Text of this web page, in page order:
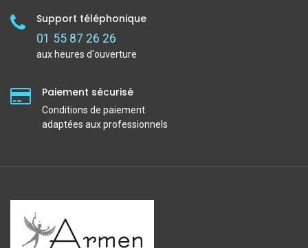
Support téléphonique
01 55 87 26 26
aux heures d'ouverture
Paiement sécurisé
Conditions de paiement
adaptées aux professionnels